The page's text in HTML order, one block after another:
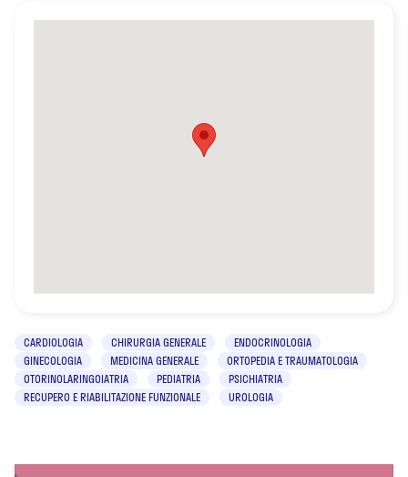
CARDIOLOGIA CHIRURGIA GENERALE
ENDOCRINOLOGIA
GINECOLOGIA
MEDICINA GENERALE
ORTOPEDIA E TRAUMATOLOGIA
OTORINOLARINGOIATRIA
PEDIATRIA
PSICHIATRIA
RECUPERO E RIABILITAZIONE FUNZIONALE
UROLOGIA